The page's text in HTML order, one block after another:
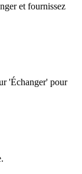
et fournissez
'Échanger' pour